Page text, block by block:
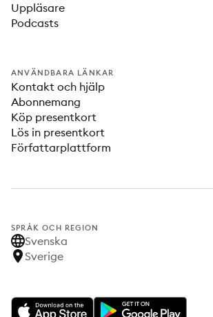
Uppläsare
Podcasts
ANVÄNDBARA LÄNKAR
Kontakt och hjälp
Abonnemang
Köp presentkort
Lös in presentkort
Författarplattform
SPRÅK OCH REGION
Svenska
Sverige